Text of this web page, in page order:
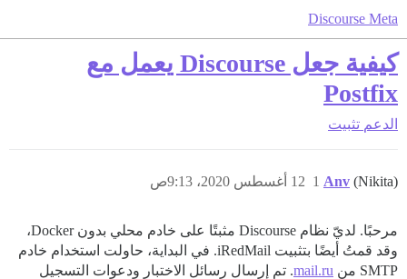
Discourse Meta
كيفية جعل Discourse يعمل مع
Postfix
الدعم تثبيت
Anv (Nikita) 12 أغسطس 2020، 9:13ص 1
مرحبًا. لديّ نظام Discourse مثبتًا على خادم محلي بدون Docker،
وقد قمتُ أيضًا بتثبيت iRedMail. في البداية، حاولت استخدام خادم
SMTP من
mail.ru. تم إرسال رسائل الاختبار ودعوات التسجيل